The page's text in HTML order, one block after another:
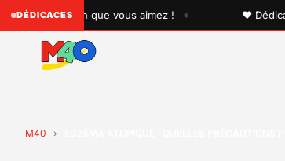
DÉDICACES
quelqu'un que vous aimez ! • ♥
M40 ›